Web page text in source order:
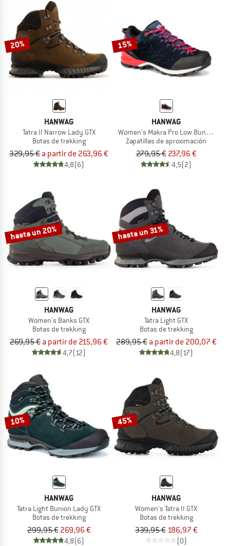
20%
HANWAG
Tatra II Narrow Lady GTX
Botas de trekking
329,95 € a partir de 263,96 €
4,8(6)
15%
HANWAG
Women's Makra Pro Low Bunion GTX
Zapatillas de aproximación
279,95 € 237,96 €
4,5(2)
hasta un 20%
HANWAG
Women's Banks GTX
Botas de trekking
269,95 € a partir de 215,96 €
4,7(12)
hasta un 31%
HANWAG
Tatra Light GTX
Botas de trekking
289,95 € a partir de 200,07 €
4,8(17)
10%
HANWAG
Tatra Light Bunion Lady GTX
Botas de trekking
299,95 € 269,96 €
4,8(6)
45%
HANWAG
Women's Tatra II GTX
Botas de trekking
339,95 € 186,97 €
(0)